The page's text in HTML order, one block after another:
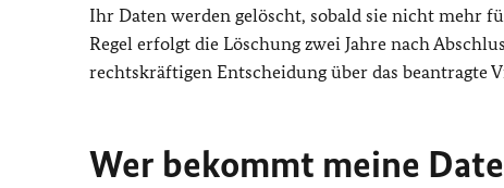
Ihr Daten werden gelöscht, sobald sie nicht mehr
Regel erfolgt die Löschung zwei Jahre nach
rechtskräftigen Entscheidung über das beantragte
Wer bekommt meine